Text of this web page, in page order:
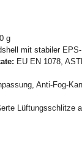
g
mit stabiler
EU EN 1078,
Anti-Fog-
Lüftungsschlitze